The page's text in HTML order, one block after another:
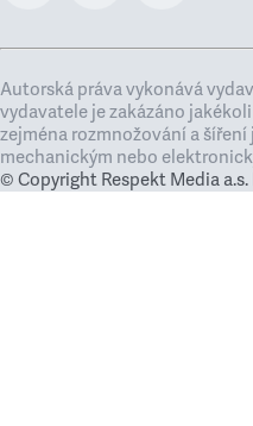
Autorská práva vykonává
vydavatele je zakázáno
zejména rozmnožování a
mechanickým nebo
© Copyright Respekt Media a.s.